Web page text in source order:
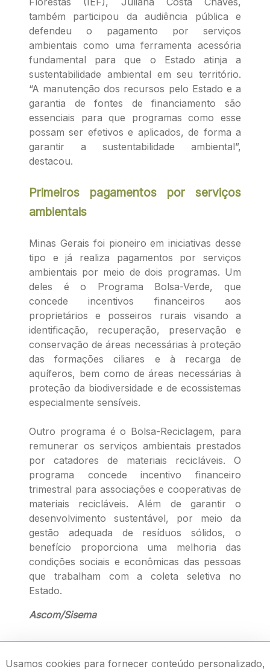
também participou da audiência pública e
defendeu o pagamento por serviços
ambientais como uma ferramenta acessória
fundamental para que o Estado atinja a
sustentabilidade ambiental em seu território.
“A manutenção dos recursos pelo Estado e a
garantia de fontes de financiamento são
essenciais para que programas como esse
possam ser efetivos e aplicados, de forma a
garantir a sustentabilidade ambiental”,
destacou.
Primeiros pagamentos por serviços
ambientais
Minas Gerais foi pioneiro em iniciativas desse
tipo e já realiza pagamentos por serviços
ambientais por meio de dois programas. Um
deles é o Programa Bolsa-Verde, que
concede incentivos financeiros aos
proprietários e posseiros rurais visando a
identificação, recuperação, preservação e
conservação de áreas necessárias à proteção
das formações ciliares e à recarga de
aquíferos, bem como de áreas necessárias à
proteção da biodiversidade e de ecossistemas
especialmente sensíveis.
Outro programa é o Bolsa-Reciclagem, para
remunerar os serviços ambientais prestados
por catadores de materiais recicláveis. O
programa concede incentivo financeiro
trimestral para associações e cooperativas de
materiais recicláveis. Além de garantir o
desenvolvimento sustentável, por meio da
gestão adequada de resíduos sólidos, o
benefício proporciona uma melhoria das
condições sociais e econômicas das pessoas
que trabalham com a coleta seletiva no
Estado.
Ascom/Sisema
Usamos cookies para fornecer conteúdo personalizado,